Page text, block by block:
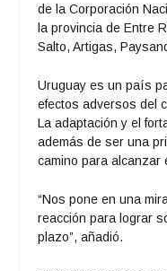
de la Corporación
la provincia de Entre
Salto, Artigas,
Uruguay es un país
efectos adversos del
La adaptación y el
además de ser una
camino para alcanzar
“Nos pone en una
reacción para lograr
plazo”, añadió.